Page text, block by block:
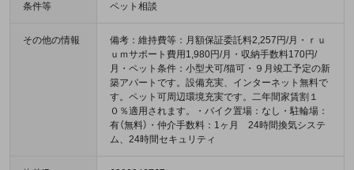
条件等 ペット相談
その他の情報
備考：維持費等：月額保証委託料2,257円/月・ｒｕ
ｕｍサポート費用1,980円/月・収納手数料170円/
月・ペット条件：小型犬可/猫可・９月竣工予定の新
築アパートです。設備充実、インターネット無料で
す。ペット可周辺環境充実です。二年間家賃割１
０％適用されます。・バイク置場：なし・駐輪場：
有（無料）・仲介手数料：1ヶ月 24時間換気システ
ム、24時間セキュリティ